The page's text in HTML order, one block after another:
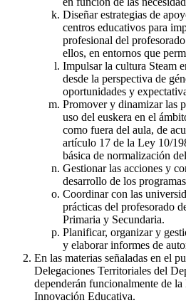
Diseñar estrategias de
centros educativos para
profesional del
ellos, en entornos que
Impulsar la cultura Steam
desde la perspectiva de
oportunidades y
Promover y dinamizar las
uso del euskera en el
como fuera del aula, de
artículo 17 de la Ley 10/
básica de normalización
Gestionar las acciones y
desarrollo de los
Coordinar con las
prácticas del profesorado
Primaria y Secundaria.
Planificar, organizar y
y elaborar informes de
En las materias señaladas en el
Delegaciones Territoriales del
dependerán funcionalmente de
Innovación Educativa.